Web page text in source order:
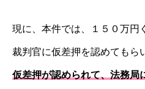
現に、本件では、１５０万円
裁判官に仮差押を認めてもら
仮差押が認められて、法務局